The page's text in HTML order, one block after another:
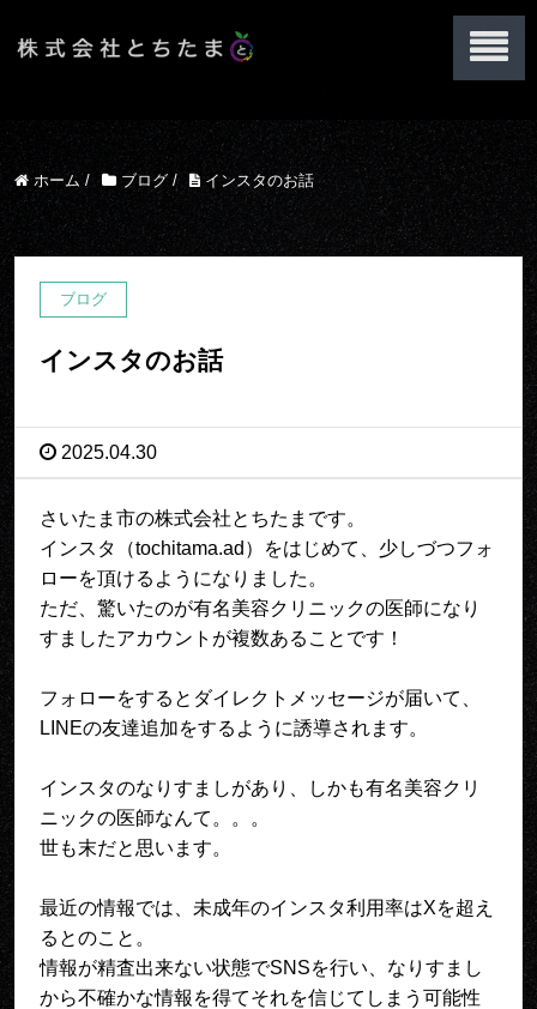
ホーム/ ブログ / インスタのお話
ブログ
インスタのお話
2025.04.30
さいたま市の株式会社とちたまです。
インスタ（tochitama.ad）をはじめて、少しづつフォ
ローを頂けるようになりました。
ただ、驚いたのが有名美容クリニックの医師になり
すましたアカウントが複数あることです！
フォローをするとダイレクトメッセージが届いて、
LINEの友達追加をするように誘導されます。
インスタのなりすましがあり、しかも有名美容クリ
ニックの医師なんて。。。
世も末だと思います。
最近の情報では、未成年のインスタ利用率はXを超え
るとのこと。
情報が精査出来ない状態でSNSを行い、なりすまし
から不確かな情報を得てそれを信じてしまう可能性